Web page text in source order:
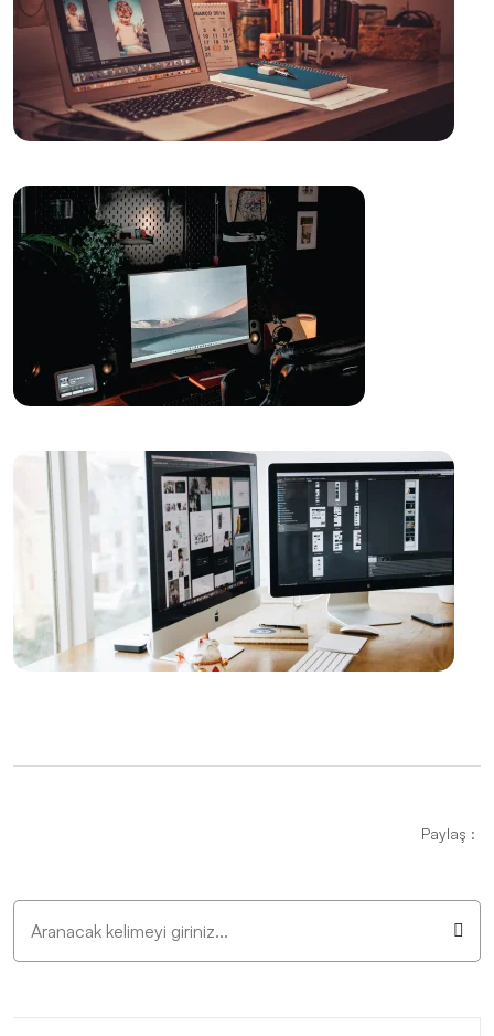
Yaratıcı Düşünme ve Web Tasarımı
Çapraz Platform Uygulama Geliştirme: Mobil
Dünyada Yükselen Trend
Düğün Planlama Logo Tasarımı: Detaylı Rehber
Grafik Tasarımın Önemi ve Etkileri
Blender ile Oyun Geliştirme: Hem Uzmanlar Hem de
Acemiler İçin Kapsamlı Rehber
Ödeme Seçeneklerinin Gösterimi: Web Tasarımında
Etkili Bir Adım
Parallax Web Tasarım: Dijital Dünyada Derinlik ve
SEO Link Oluşturma Stratejileri ve Önemi
Yaratıcı Web Tasarımın Önemi ve Etkileri
Mobil Uygulama Geliştirme Şirketleri: Profesyonel
Çözümler
Yemek Servisi İçin Logo Tasarımı: Profesyonel ve
Etkileyici Marka Kimliği Oluşturma
Özgün Bir Kimlik Oluşturun
Paylaş :